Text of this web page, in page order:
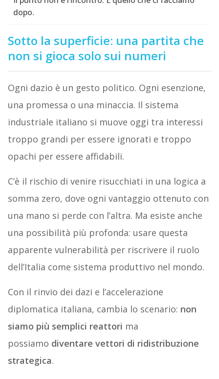
dopo.
Sotto la superficie: una partita che
non si gioca solo sui numeri
Ogni dazio è un gesto politico. Ogni esenzione,
una promessa o una minaccia. Il sistema
industriale italiano si muove oggi tra interessi
troppo grandi per essere ignorati e troppo
opachi per essere affidabili.
C’è il rischio di venire risucchiati in una logica a
somma zero, dove ogni vantaggio ottenuto con
una mano si perde con l’altra. Ma esiste anche
una possibilità più profonda: usare questa
apparente vulnerabilità per riscrivere il ruolo
dell’Italia come sistema produttivo nel mondo.
Con il rinvio dei dazi e l’accelerazione
diplomatica italiana, cambia lo scenario: non
siamo più semplici reattori ma
possiamo diventare vettori di ridistribuzione
strategica.